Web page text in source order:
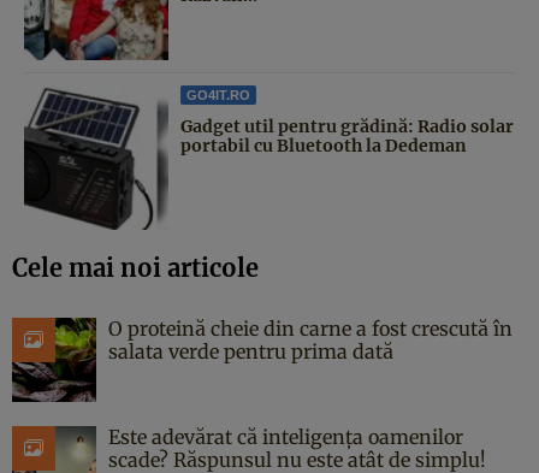
GO4IT.RO
Gadget util pentru grădină: Radio solar
portabil cu Bluetooth la Dedeman
Cele mai noi articole
O proteină cheie din carne a fost crescută în
salata verde pentru prima dată
Este adevărat că inteligența oamenilor
scade? Răspunsul nu este atât de simplu!